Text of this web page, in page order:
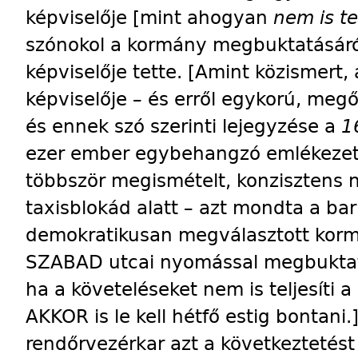
képviselője [mint ahogyan nem is
szónokol a kormány
képviselője tette. [Amint közismert,
képviselője – és erről egykorú,
és ennek szó szerinti lejegyzése a
ezer ember egybehangzó
többször megismételt, konzisztens
taxisblokád alatt – azt mondta a
demokratikusan megválasztott
SZABAD utcai nyomással
ha a követeléseket nem is teljesíti
AKKOR is le kell hétfő estig
rendőrvezérkar azt a